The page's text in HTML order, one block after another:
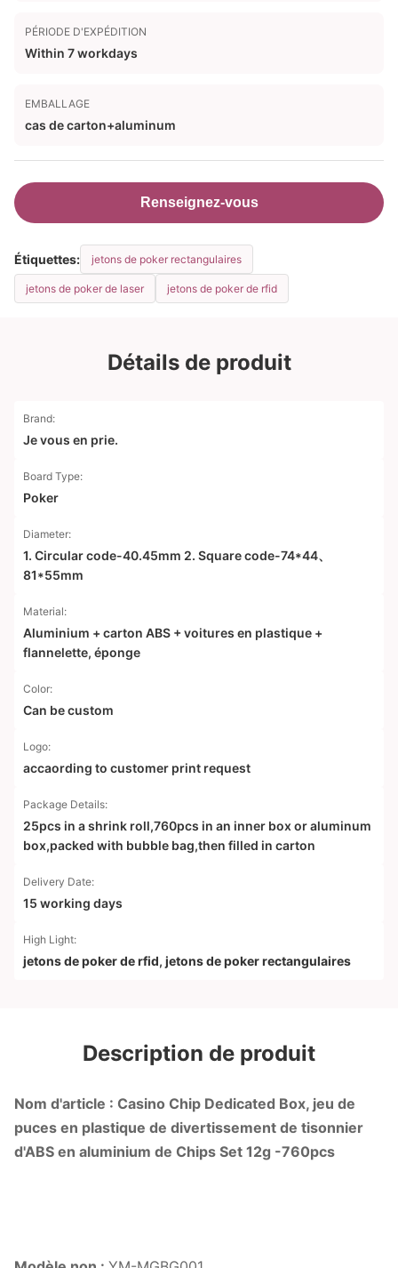
PÉRIODE D'EXPÉDITION
Within 7 workdays
EMBALLAGE
cas de carton+aluminum
Renseignez-vous
Étiquettes: jetons de poker rectangulaires
jetons de poker de laser jetons de poker de rfid
Détails de produit
Brand:
Je vous en prie.
Board Type:
Poker
Diameter:
1. Circular code-40.45mm 2. Square code-74*44、
81*55mm
Material:
Aluminium + carton ABS + voitures en plastique +
flannelette, éponge
Color:
Can be custom
Logo:
accaording to customer print request
Package Details:
25pcs in a shrink roll,760pcs in an inner box or aluminum
box,packed with bubble bag,then filled in carton
Delivery Date:
15 working days
High Light:
jetons de poker de rfid, jetons de poker rectangulaires
Description de produit
Nom d'article : Casino Chip Dedicated Box, jeu de
puces en plastique de divertissement de tisonnier
d'ABS en aluminium de Chips Set 12g -760pcs